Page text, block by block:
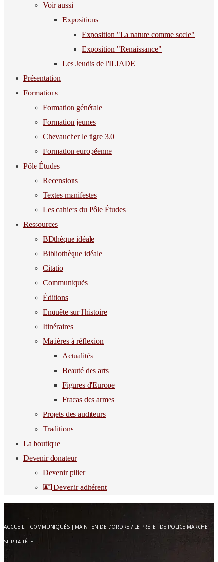
Voir aussi
Expositions
Exposition "La nature comme socle"
Exposition "Renaissance"
Les Jeudis de l'ILIADE
Présentation
Formations
Formation générale
Formation jeunes
Chevaucher le tigre 3.0
Formation européenne
Pôle Études
Recensions
Textes manifestes
Les cahiers du Pôle Études
Ressources
BDthèque idéale
Bibliothèque idéale
Citatio
Communiqués
Éditions
Enquête sur l'histoire
Itinéraires
Matières à réflexion
Actualités
Beauté des arts
Figures d'Europe
Fracas des armes
Projets des auditeurs
Traditions
La boutique
Devenir donateur
Devenir pilier
Devenir adhérent
ACCUEIL | COMMUNIQUÉS | MAINTIEN DE L’ORDRE ? LE PRÉFET DE POLICE MARCHE
SUR LA TÊTE